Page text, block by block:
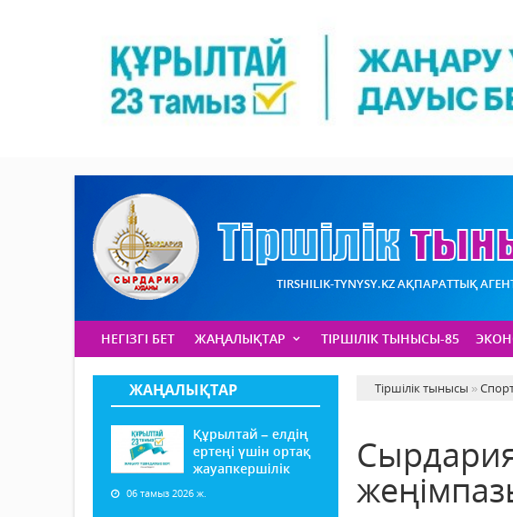
TIRSHILIK-TYNYSY.KZ АҚПАРАТТЫҚ
НЕГІЗГІ БЕТ ЖАҢАЛЫҚТАР ТІРШІЛІК ТЫНЫСЫ-85
ЖАҢАЛЫҚТАР
Құрылтай – елдің
ертеңі үшін ортақ
жауапкершілік
06 тамыз 2026 ж.
Тіршілік тынысы »